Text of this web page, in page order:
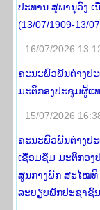
ປະທານ ສຸພານຸວົງ ເ
(13/07/1909-13/
16/07/2026
ຄະນະພົວພັນຕ່າງປ
ມະຕິກອງປະຊຸມຜູ້ແ
15/07/2026
ຄະນະພົວພັນຕ່າງປ
ເຊື່ອມຊຶມ ມະຕິກອງ
ສູນກາງພັກ ສະໄໝທີ
ລະບຽບພັກປະຊາຊົ